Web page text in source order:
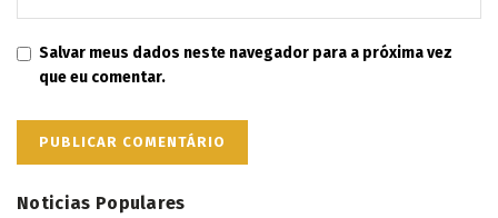
Salvar meus dados neste navegador para a próxima vez
que eu comentar.
Noticias Populares